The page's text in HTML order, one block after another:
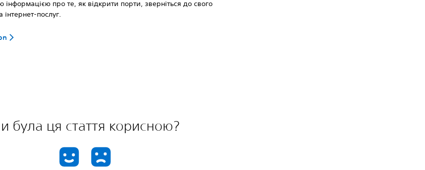
інформацією про те, як відкрити порти, зверніться до свого
інтернет-послуг.
була ця стаття корисною?